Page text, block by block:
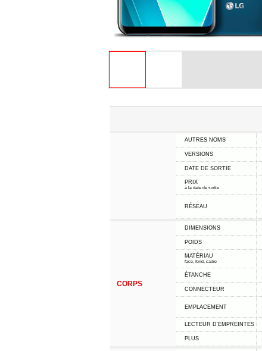
AUTRES NOMS
VERSIONS
DATE DE SORTIE
PRIX
à la date de sortie
RÉSEAU
CORPS
DIMENSIONS
POIDS
MATÉRIAU
face, fond, cadre
ÉTANCHE
CONNECTEUR
EMPLACEMENT
LECTEUR D'EMPREINTES
PLUS